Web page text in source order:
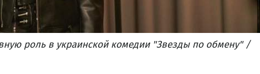
роль в украинской комедии "Звезды по обмену" /